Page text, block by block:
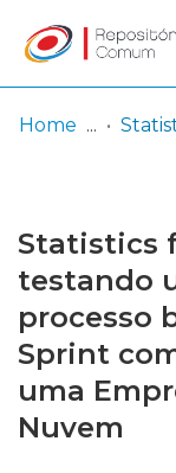
Browse
Entities
Log
In
(current)
Home
Statistics
testando
processo
Sprint
uma
Nuvem